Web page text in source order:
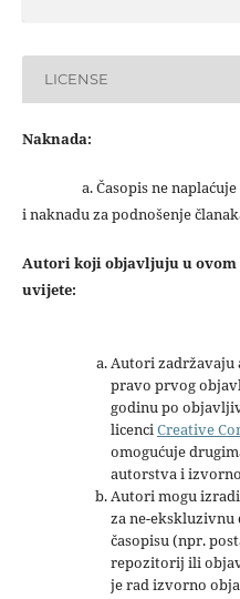
LICENSE
Naknada:
a. Časopis ne naplaćuje
i naknadu za podnošenje
Autori koji objavljuju u ovom
uvijete:
Autori zadržavaju
pravo prvog
godinu po
licenciCreative
omogućuje
autorstva i
Autori mogu
za ne-
časopisu (npr.
repozitorij ili
je rad izvorno